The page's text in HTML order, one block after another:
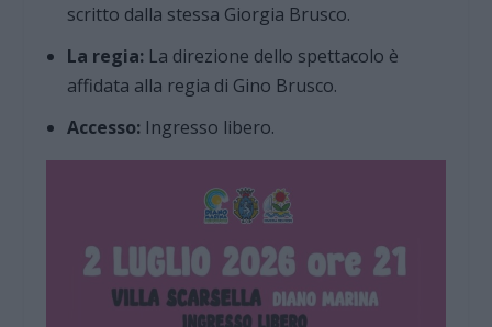
scritto dalla stessa Giorgia Brusco.
La regia:La direzione dello spettacolo è
affidata alla regia di Gino Brusco.
Accesso:Ingresso libero.